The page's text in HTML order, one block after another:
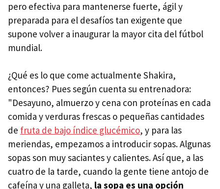
pero efectiva para mantenerse fuerte, ágil y
preparada para el desafíos tan exigente que
supone volver a inaugurar la mayor cita del fútbol
mundial.
¿Qué es lo que come actualmente Shakira,
entonces? Pues según cuenta su entrenadora:
"Desayuno, almuerzo y cena con proteínas en cada
comida y verduras frescas o pequeñas cantidades
de fruta de bajo índice glucémico, y para las
meriendas, empezamos a introducir sopas. Algunas
sopas son muy saciantes y calientes. Así que, a las
cuatro de la tarde, cuando la gente tiene antojo de
cafeína y una galleta, la sopa es una opción